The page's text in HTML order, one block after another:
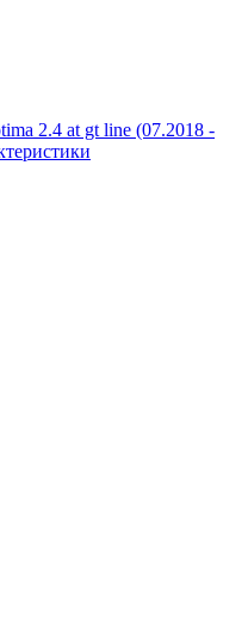
2.4 at gt line (07.2018 -